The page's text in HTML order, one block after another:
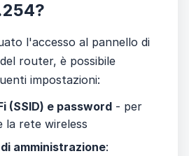
l'accesso al pannello di
router, è possibile
impostazioni:
(SSID) e password - per
la rete wireless
amministrazione: